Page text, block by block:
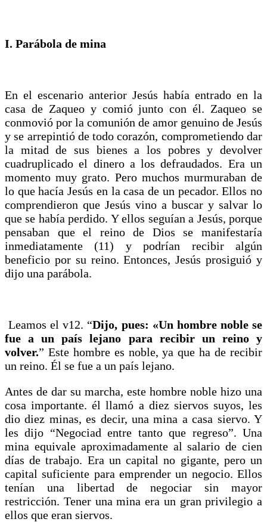
I. Parábola de mina
En el escenario anterior Jesús había entrado en la
casa de Zaqueo y comió junto con él. Zaqueo se
conmovió por la comunión de amor genuino de Jesús
y se arrepintió de todo corazón, comprometiendo dar
la mitad de sus bienes a los pobres y devolver
cuadruplicado el dinero a los defraudados. Era un
momento muy grato. Pero muchos murmuraban de
lo que hacía Jesús en la casa de un pecador. Ellos no
comprendieron que Jesús vino a buscar y salvar lo
que se había perdido. Y ellos seguían a Jesús, porque
pensaban que el reino de Dios se manifestaría
inmediatamente (11) y podrían recibir algún
beneficio por su reino. Entonces, Jesús prosiguió y
dijo una parábola.
Leamos el v12. “Dijo, pues: «Un hombre noble se
fue a un país lejano para recibir un reino y
volver.” Este hombre es noble, ya que ha de recibir
un reino. Él se fue a un país lejano.
Antes de dar su marcha, este hombre noble hizo una
cosa importante. él llamó a diez siervos suyos, les
dio diez minas, es decir, una mina a casa siervo. Y
les dijo “Negociad entre tanto que regreso”. Una
mina equivale aproximadamente al salario de cien
días de trabajo. Era un capital no gigante, pero un
capital suficiente para emprender un negocio. Ellos
tenían una libertad de negociar sin mayor
restricción. Tener una mina era un gran privilegio a
ellos que eran siervos.